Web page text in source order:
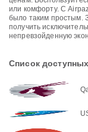
или комфорту. С
было таким простым.
получить
непревзойденную
Список